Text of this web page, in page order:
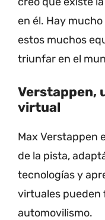
en él. Hay
estos muchos
triunfar en el
Verstappen,
virtual
Max Verstappen
de la pista,
tecnologías y
virtuales pueden
automovilismo.